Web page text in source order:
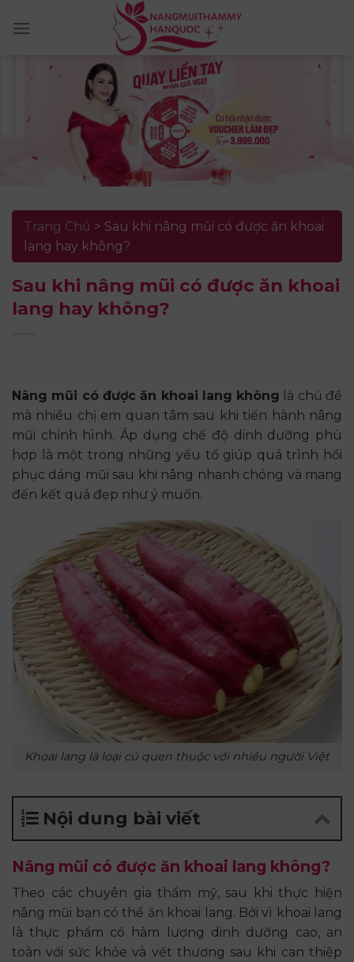
Trang Chủ > Sau khi nâng mũi có được ăn khoai
lang hay không?
Sau khi nâng mũi có được ăn khoai
lang hay không?
Nâng mũi có được ăn khoai lang không là chủ đề
mà nhiều chị em quan tâm sau khi tiến hành nâng
mũi chỉnh hình. Áp dụng chế độ dinh dưỡng phù
hợp là một trong những yếu tố giúp quá trình hồi
phục dáng mũi sau khi nâng nhanh chóng và mang
đến kết quả đẹp như ý muốn.
Khoai lang là loại củ quen thuộc với nhiều người Việt
Nội dung bài viết
Nâng mũi có được ăn khoai lang không?
Theo các chuyên gia thẩm mỹ, sau khi thực hiện
nâng mũi bạn có thể ăn khoai lang. Bởi vì khoai lang
là thực phẩm có hàm lượng dinh dưỡng cao, an
toàn với sức khỏe và vết thương sau khi can thiệp